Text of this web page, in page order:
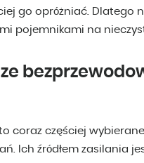
go opróżniać. Dlatego
pojemnikami na
coraz częściej
Ich źródłem zasilania